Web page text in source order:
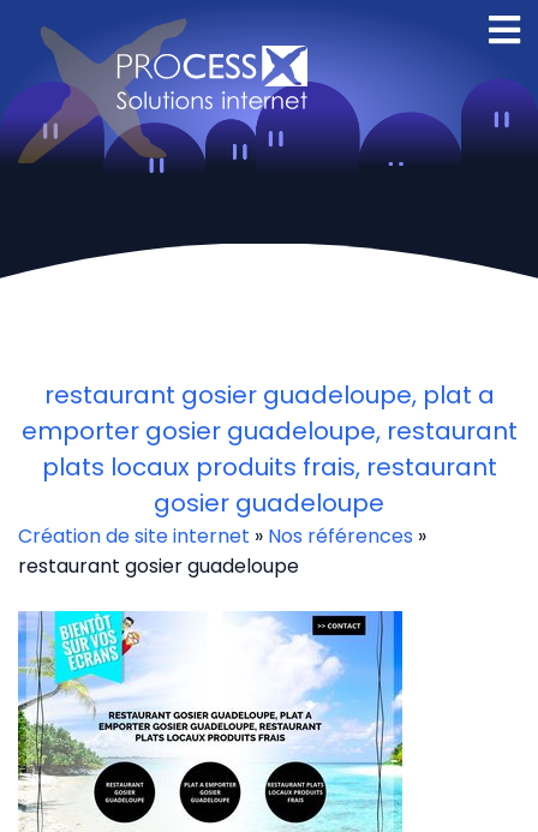
restaurant gosier guadeloupe, plat a
emporter gosier guadeloupe, restaurant
plats locaux produits frais, restaurant
gosier guadeloupe
Création de site internet » Nos références »
restaurant gosier guadeloupe